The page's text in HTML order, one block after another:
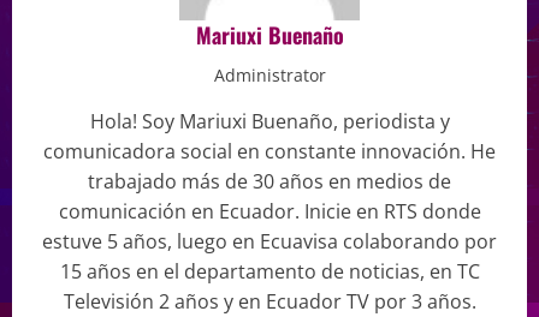
Mariuxi Buenaño
Administrator
Hola! Soy Mariuxi Buenaño, periodista y
comunicadora social en constante innovación. He
trabajado más de 30 años en medios de
comunicación en Ecuador. Inicie en RTS donde
estuve 5 años, luego en Ecuavisa colaborando por
15 años en el departamento de noticias, en TC
Televisión 2 años y en Ecuador TV por 3 años.